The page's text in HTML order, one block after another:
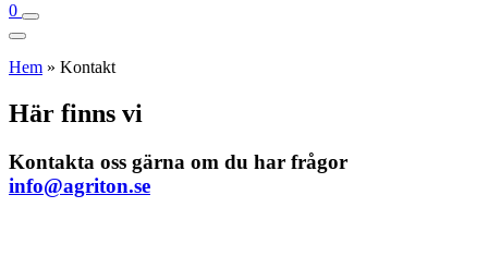
0
Hem » Kontakt
Här finns vi
Kontakta oss gärna om du har frågor
info@agriton.se